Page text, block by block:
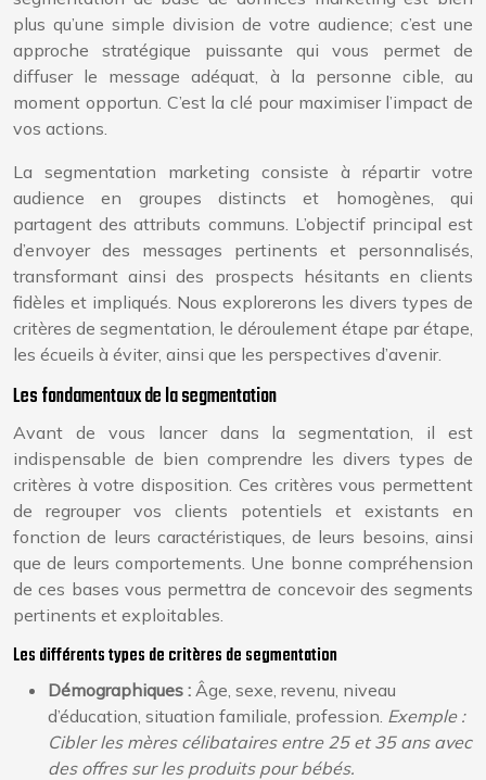
plus qu’une simple division de votre audience; c’est une
approche stratégique puissante qui vous permet de
diffuser le message adéquat, à la personne cible, au
moment opportun. C’est la clé pour maximiser l’impact de
vos actions.
La segmentation marketing consiste à répartir votre
audience en groupes distincts et homogènes, qui
partagent des attributs communs. L’objectif principal est
d’envoyer des messages pertinents et personnalisés,
transformant ainsi des prospects hésitants en clients
fidèles et impliqués. Nous explorerons les divers types de
critères de segmentation, le déroulement étape par étape,
les écueils à éviter, ainsi que les perspectives d’avenir.
Les fondamentaux de la segmentation
Avant de vous lancer dans la segmentation, il est
indispensable de bien comprendre les divers types de
critères à votre disposition. Ces critères vous permettent
de regrouper vos clients potentiels et existants en
fonction de leurs caractéristiques, de leurs besoins, ainsi
que de leurs comportements. Une bonne compréhension
de ces bases vous permettra de concevoir des segments
pertinents et exploitables.
Les différents types de critères de segmentation
Démographiques : Âge, sexe, revenu, niveau
d’éducation, situation familiale, profession. Exemple :
Cibler les mères célibataires entre 25 et 35 ans avec
des offres sur les produits pour bébés.